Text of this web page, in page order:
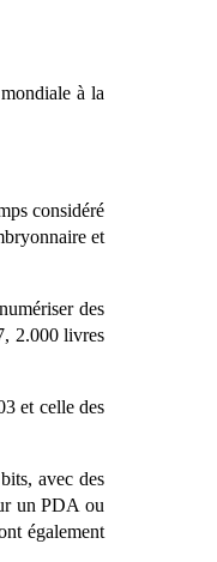
à la
considéré
et
des
2.000 livres
et celle des
avec des
un PDA ou
également